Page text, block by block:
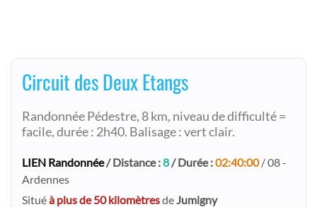
Circuit des Deux Etangs
Randonnée Pédestre, 8 km, niveau de difficulté =
facile, durée : 2h40. Balisage : vert clair.
LIEN Randonnée/ Distance :8/ Durée :02:40:00/ 08 -
Ardennes
Situéà plus de 50 kilomètresdeJumigny